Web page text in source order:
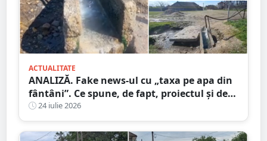
ACTUALITATE
ANALIZĂ. Fake news-ul cu „taxa pe apa din
fântâni”. Ce spune, de fapt, proiectul și de
unde a pornit dezinformarea
24 iulie 2026